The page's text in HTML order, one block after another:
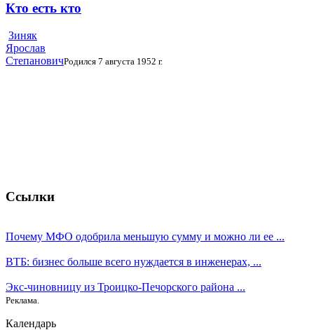
Кто есть кто
Зиняк
Ярослав
СтепановичРодился 7 августа 1952 г.
Ссылки
Почему МФО одобрила меньшую сумму и можно ли ее ...
ВТБ: бизнес больше всего нуждается в инженерах, ...
Экс-чиновницу из Троицко-Печорского района ...
Реклама.
Календарь